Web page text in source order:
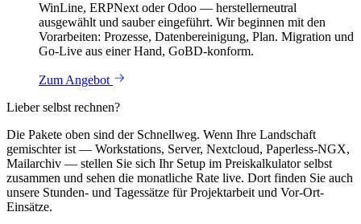
WinLine, ERPNext oder Odoo — herstellerneutral
ausgewählt und sauber eingeführt. Wir beginnen mit den
Vorarbeiten: Prozesse, Datenbereinigung, Plan. Migration und
Go-Live aus einer Hand, GoBD-konform.
Zum Angebot
Lieber selbst rechnen?
Die Pakete oben sind der Schnellweg. Wenn Ihre Landschaft
gemischter ist — Workstations, Server, Nextcloud, Paperless-NGX,
Mailarchiv — stellen Sie sich Ihr Setup im Preiskalkulator selbst
zusammen und sehen die monatliche Rate live. Dort finden Sie auch
unsere Stunden- und Tagessätze für Projektarbeit und Vor-Ort-
Einsätze.